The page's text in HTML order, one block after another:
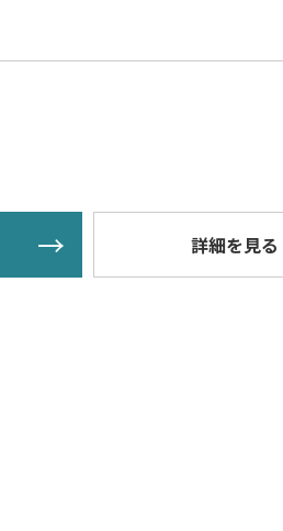
詳細を見る